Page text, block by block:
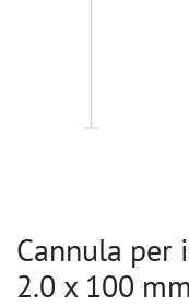
Cannula per
2.0 x 100 mm